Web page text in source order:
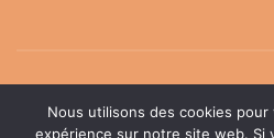
Nous utilisons des cookies pour
expérience sur notre site web. Si